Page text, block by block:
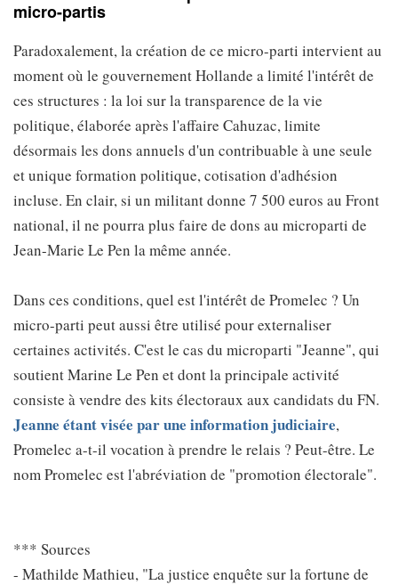
micro-partis
Paradoxalement, la création de ce micro-parti intervient au
moment où le gouvernement Hollande a limité l'intérêt de
ces structures : la loi sur la transparence de la vie
politique, élaborée après l'affaire Cahuzac, limite
désormais les dons annuels d'un contribuable à une seule
et unique formation politique, cotisation d'adhésion
incluse. En clair, si un militant donne 7 500 euros au Front
national, il ne pourra plus faire de dons au microparti de
Jean-Marie Le Pen la même année.
Dans ces conditions, quel est l'intérêt de Promelec ? Un
micro-parti peut aussi être utilisé pour externaliser
certaines activités. C'est le cas du microparti "Jeanne", qui
soutient Marine Le Pen et dont la principale activité
consiste à vendre des kits électoraux aux candidats du FN.
Jeanne étant visée par une information judiciaire,
Promelec a-t-il vocation à prendre le relais ? Peut-être. Le
nom Promelec est l'abréviation de "promotion électorale".
*** Sources
- Mathilde Mathieu, "La justice enquête sur la fortune de